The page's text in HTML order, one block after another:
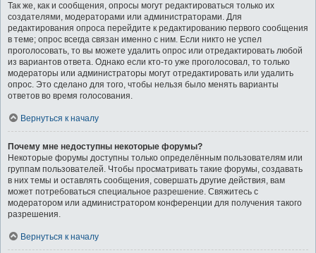
Так же, как и сообщения, опросы могут редактироваться только их
создателями, модераторами или администраторами. Для
редактирования опроса перейдите к редактированию первого сообщения
в теме; опрос всегда связан именно с ним. Если никто не успел
проголосовать, то вы можете удалить опрос или отредактировать любой
из вариантов ответа. Однако если кто-то уже проголосовал, то только
модераторы или администраторы могут отредактировать или удалить
опрос. Это сделано для того, чтобы нельзя было менять варианты
ответов во время голосования.
Вернуться к началу
Почему мне недоступны некоторые форумы?
Некоторые форумы доступны только определённым пользователям или
группам пользователей. Чтобы просматривать такие форумы, создавать
в них темы и оставлять сообщения, совершать другие действия, вам
может потребоваться специальное разрешение. Свяжитесь с
модератором или администратором конференции для получения такого
разрешения.
Вернуться к началу